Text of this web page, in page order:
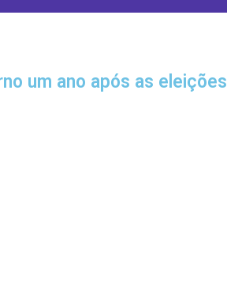
um ano após as eleições